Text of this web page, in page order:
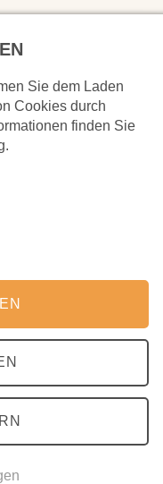
Sie dem Laden
Cookies durch
finden Sie